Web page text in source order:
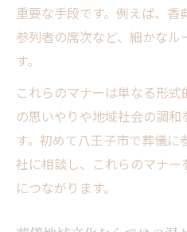
重要な手段です。例えば、香
参列者の席次など、細かな
す。
これらのマナーは単なる形
の思いやりや地域社会の調
す。初めて八王子市で葬儀
社に相談し、これらのマナ
につながります。